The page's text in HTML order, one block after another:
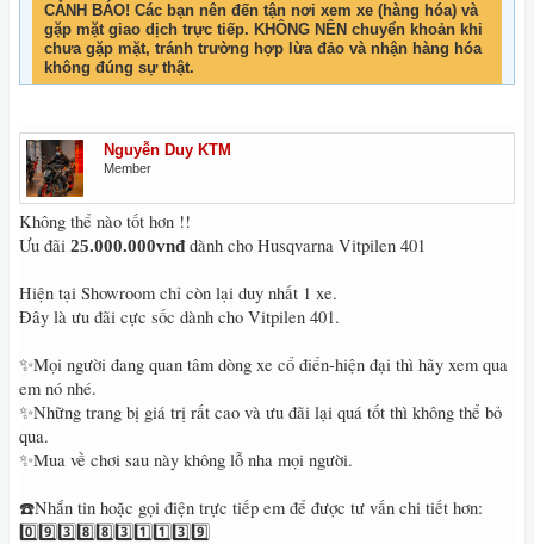
CẢNH BÁO! Các bạn nên đến tận nơi xem xe (hàng hóa) và
gặp mặt giao dịch trực tiếp. KHÔNG NÊN chuyển khoản khi
chưa gặp mặt, tránh trường hợp lừa đảo và nhận hàng hóa
không đúng sự thật.
Nguyễn Duy KTM
Member
Không thể nào tốt hơn !!
Ưu đãi 25.000.000vnđdành cho Husqvarna Vitpilen 401
Hiện tại Showroom chỉ còn lại duy nhất 1 xe.
Đây là ưu đãi cực sốc dành cho Vitpilen 401.
✨Mọi người đang quan tâm dòng xe cổ điển-hiện đại thì hãy xem qua
em nó nhé.
✨Những trang bị giá trị rất cao và ưu đãi lại quá tốt thì không thể bỏ
qua.
✨Mua về chơi sau này không lỗ nha mọi người.
☎️Nhắn tin hoặc gọi điện trực tiếp em để được tư vấn chi tiết hơn:
0️⃣9️⃣3️⃣8️⃣8️⃣3️⃣1️⃣1️⃣3️⃣9️⃣